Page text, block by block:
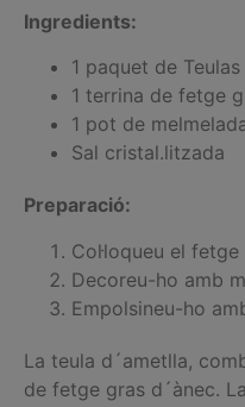
Ingredients:
1 paquet de
1 terrina de fetge
1 pot de
Sal cristal.litzada
Preparació:
Col·loqueu el
Decoreu-ho amb
Empolsineu-ho
La teula d´ametlla,
de fetge gras d´ànec.